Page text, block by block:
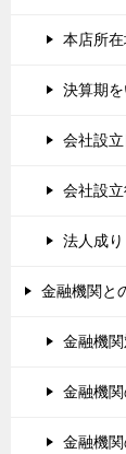
本店所
決算期
会社設立
会社設
法人成り
金融機関と
金融機
金融機
金融機